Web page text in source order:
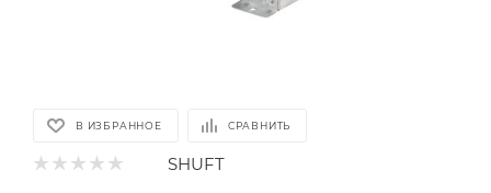
В ИЗБРАННОЕ СРАВНИТЬ
SHUFT